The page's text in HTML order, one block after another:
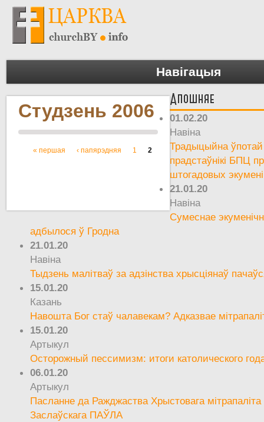
Навігацыя
Студзень 2006
Старонкі
« першая ‹ папярэдняя 1 2
Апошняе
01.02.20
Навіна
Традыцыйна ўпотай
прадстаўнікі БПЦ
штогадовых
21.01.20
Навіна
Сумеснае
адбылося ў Гродна
21.01.20
Навіна
Тыдзень малітваў за адзінства хрысціянаў
15.01.20
Казань
Навошта Бог стаў чалавекам? Адказвае
15.01.20
Артыкул
Осторожный пессимизм: итоги католического
06.01.20
Артыкул
Пасланне да Ражджаства Хрыстовага мітрапаліта
Заслаўскага ПАЎЛА